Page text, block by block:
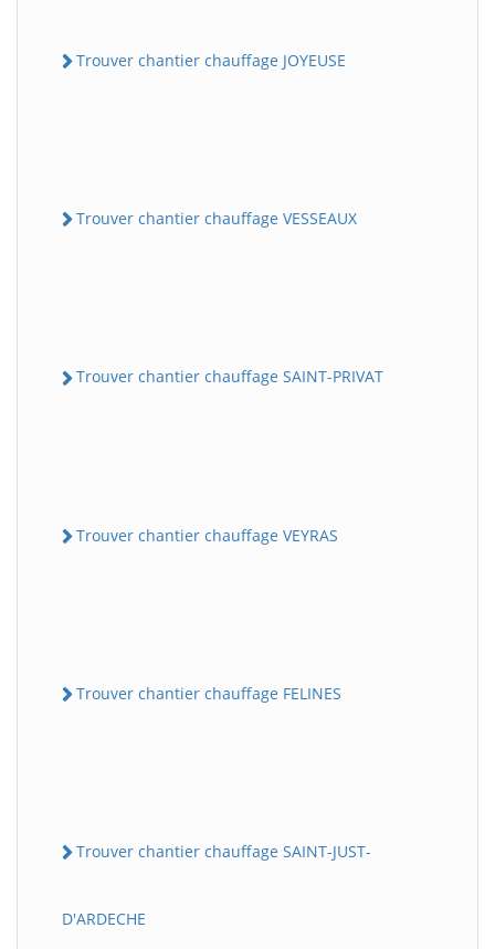
Trouver chantier chauffage JOYEUSE
Trouver chantier chauffage VESSEAUX
Trouver chantier chauffage SAINT-PRIVAT
Trouver chantier chauffage VEYRAS
Trouver chantier chauffage FELINES
Trouver chantier chauffage SAINT-JUST-
D'ARDECHE